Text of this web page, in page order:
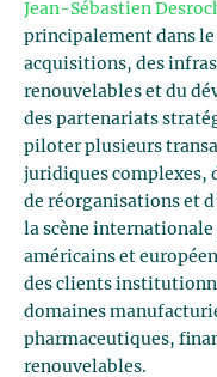
Jean-Sébastien
principalement dans
acquisitions, des
renouvelables et du
des partenariats
piloter plusieurs
juridiques complexes,
de réorganisations et
la scène internationale
américains et
des clients
domaines
pharmaceutiques,
renouvelables.